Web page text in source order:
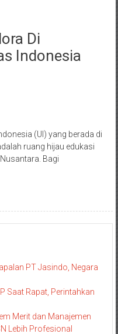
Di
Indonesia
(UI) yang berada di
ruang hijau edukasi
Bagi
PT Jasindo, Negara
Saat Rapat, Perintahkan
Merit dan Manajemen
Lebih Profesional